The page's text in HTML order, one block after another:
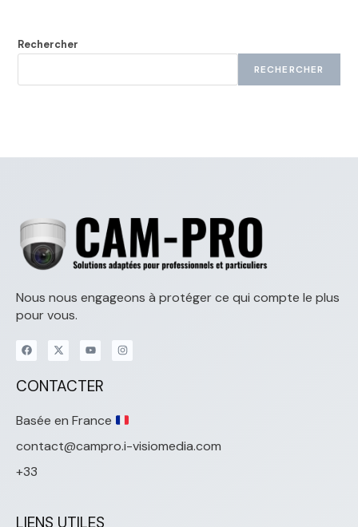
Rechercher
RECHERCHER
Nous nous engageons à protéger ce qui compte le plus
pour vous.
CONTACTER
Basée en France
contact@campro.i-visiomedia.com
+33
LIENS UTILES